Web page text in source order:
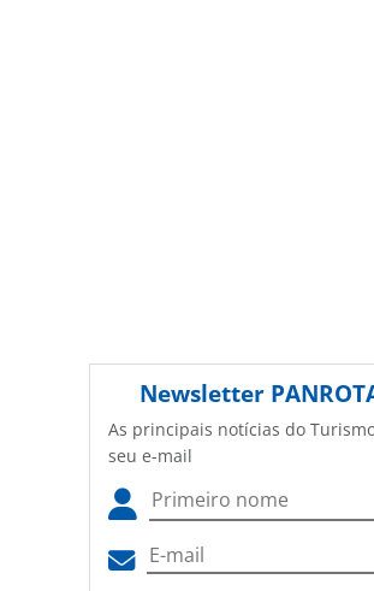
Newsletter
As principais notícias do
seu e-mail